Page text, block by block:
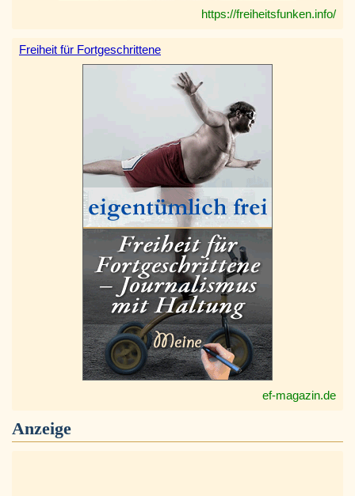
https://freiheitsfunken.info/
Freiheit für Fortgeschrittene
ef-magazin.de
Anzeige